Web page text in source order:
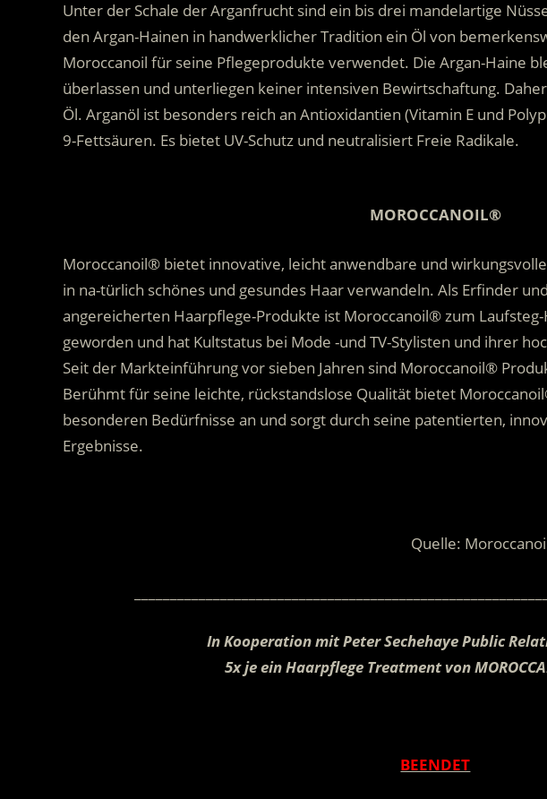
Unter der Schale der Arganfrucht sind ein bis drei mandelartige
den Argan-Hainen in handwerklicher Tradition ein Öl von
Moroccanoil für seine Pflegeprodukte verwendet. Die Argan-Haine
überlassen und unterliegen keiner intensiven Bewirtschaftung.
Öl. Arganöl ist besonders reich an Antioxidantien (Vitamin E und
9-Fettsäuren. Es bietet UV-Schutz und neutralisiert Freie Radikale.
MOROCCANOIL®
Moroccanoil® bietet innovative, leicht anwendbare und
in na-türlich schönes und gesundes Haar verwandeln. Als Erfinder
angereicherten Haarpflege-Produkte ist Moroccanoil® zum
geworden und hat Kultstatus bei Mode -und TV-Stylisten und ihrer
Seit der Markteinführung vor sieben Jahren sind Moroccanoil®
Berühmt für seine leichte, rückstandslose Qualität bietet
besonderen Bedürfnisse an und sorgt durch seine patentierten,
Ergebnisse.
Quelle:
In Kooperation mit Peter Sechehaye Public
5x je ein Haarpflege Treatment von
BEENDET